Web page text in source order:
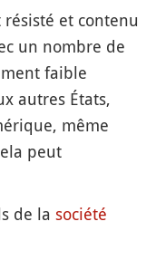
et contenu
un nombre de
faible
autres États,
même
peut
de la société